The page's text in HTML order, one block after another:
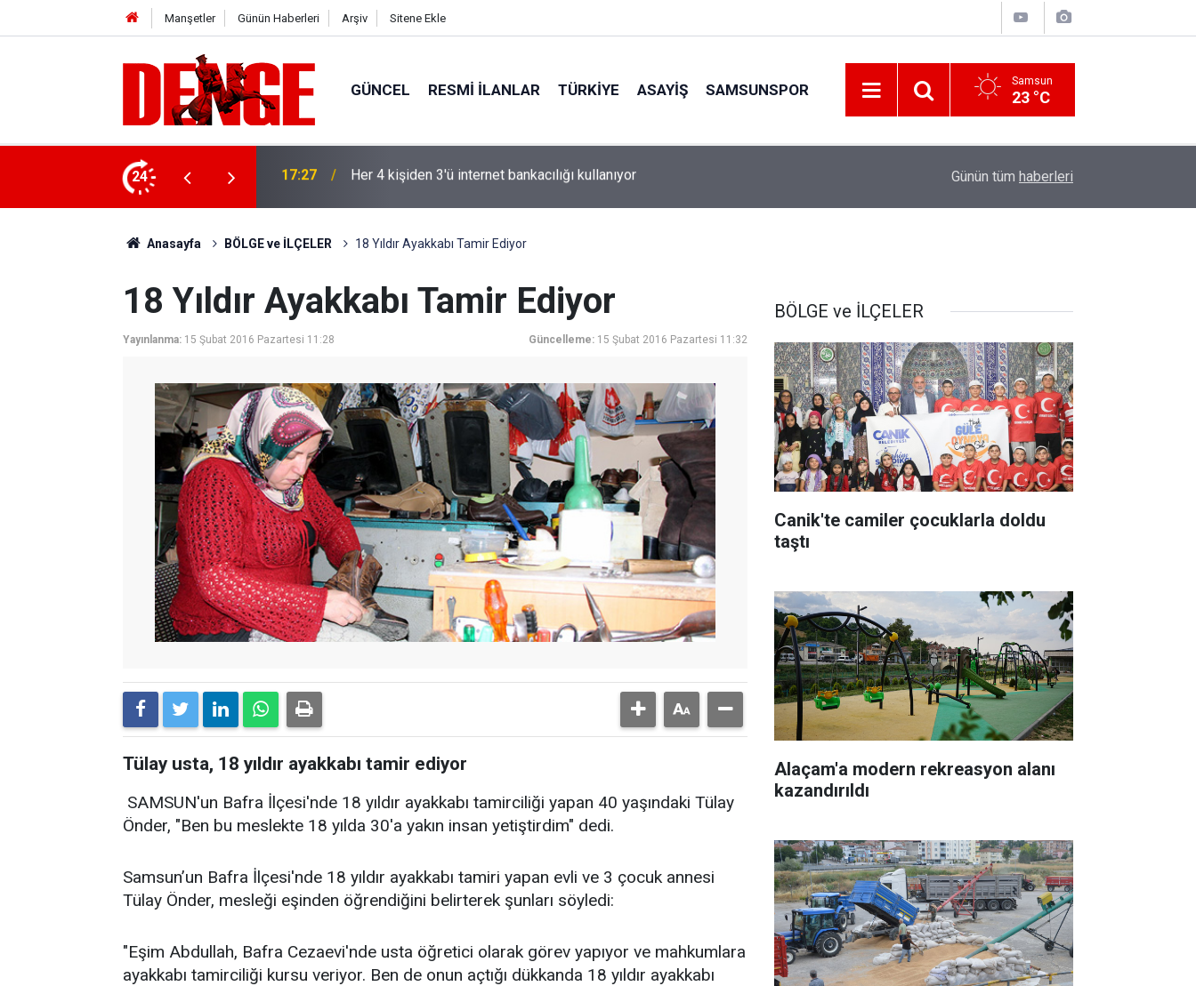
Manşetler Günün Haberleri Arşiv Sitene Ekle
GÜNCEL RESMI İLANLAR TÜRKİYE ASAYİŞ SAMSUNSPOR Samsun
23 °C
24 17:23 Thorsten Fink yeni sezon rotasını çizdi Vatandaşlar evlerinden danışmanlık hizmeti
Günün tüm haberleri
Anasayfa BÖLGE ve İLÇELER 18 Yıldır Ayakkabı Tamir Ediyor
18 Yıldır Ayakkabı Tamir Ediyor
Yayınlanma: 15 Şubat 2016 Pazartesi 11:28 Güncelleme: 15 Şubat 2016 Pazartesi 11:32
Tülay usta, 18 yıldır ayakkabı tamir ediyor
SAMSUN'un Bafra İlçesi'nde 18 yıldır ayakkabı tamirciliği yapan 40 yaşındaki Tülay
Önder, "Ben bu meslekte 18 yılda 30'a yakın insan yetiştirdim" dedi.
Samsun’un Bafra İlçesi'nde 18 yıldır ayakkabı tamiri yapan evli ve 3 çocuk annesi
Tülay Önder, mesleği eşinden öğrendiğini belirterek şunları söyledi:
"Eşim Abdullah, Bafra Cezaevi'nde usta öğretici olarak görev yapıyor ve mahkumlara
ayakkabı tamirciliği kursu veriyor. Ben de onun açtığı dükkanda 18 yıldır ayakkabı
BÖLGE ve İLÇELER
Canik'te camiler çocuklarla doldu
taştı
Alaçam'a modern rekreasyon alanı
kazandırıldı